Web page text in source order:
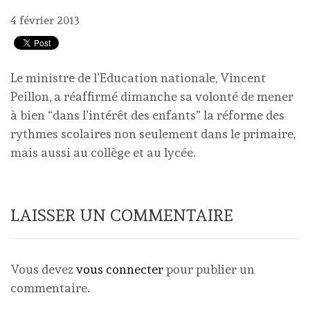
4 février 2013
Le ministre de l’Education nationale, Vincent
Peillon, a réaffirmé dimanche sa volonté de mener
à bien “dans l’intérêt des enfants” la réforme des
rythmes scolaires non seulement dans le primaire,
mais aussi au collège et au lycée.
LAISSER UN COMMENTAIRE
Vous devezvous connecterpour publier un
commentaire.